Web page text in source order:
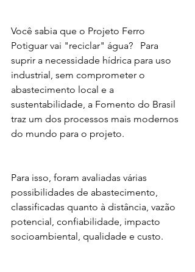
Você sabia que o Projeto Ferro
Potiguar vai "reciclar" água?⠀Para
suprir a necessidade hídrica para uso
industrial, sem comprometer o
abastecimento local e a
sustentabilidade, a Fomento do Brasil
traz um dos processos mais modernos
do mundo para o projeto.
Para isso, foram avaliadas várias
possibilidades de abastecimento,
classificadas quanto à distância, vazão
potencial, confiabilidade, impacto
socioambiental, qualidade e custo.